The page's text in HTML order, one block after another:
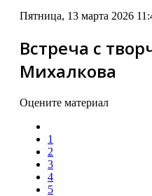
Пятница, 13 марта 2026
Встреча с
Михалкова
Оцените материал
1
2
3
4
5